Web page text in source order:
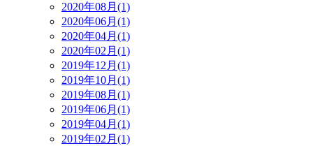
2020年08月(1)
2020年06月(1)
2020年04月(1)
2020年02月(1)
2019年12月(1)
2019年10月(1)
2019年08月(1)
2019年06月(1)
2019年04月(1)
2019年02月(1)